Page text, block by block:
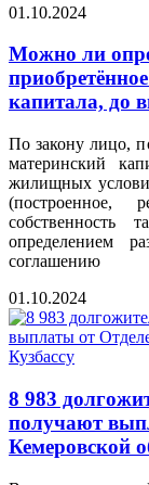
01.10.2024
Можно ли
капитала, до
По закону лицо,
материнский
жилищных
(построенное,
определением
соглашению
01.10.2024
8 983
получают
Кемеровской